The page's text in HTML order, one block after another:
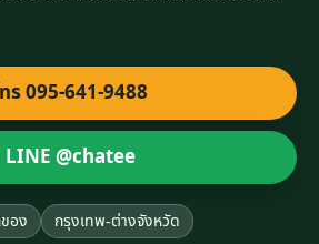
ร 095-641-9488
LINE @chatee
อง กรุงเทพ-ต่างจังหวัด